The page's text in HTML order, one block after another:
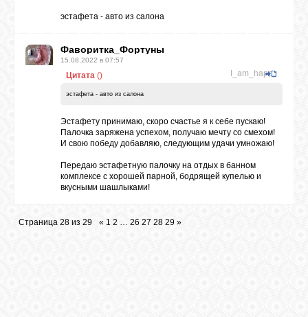
эстафета - авто из салона
Фаворитка_Фортуны
15.08.2022 в 07:57
Цитата I_am_happy
()
эстафета - авто из салона
Эстафету принимаю, скоро счастье я к себе пускаю!
Палочка заряжена успехом, получаю мечту со смехом!
И свою победу добавляю, следующим удачи умножаю!
Передаю эстафетную палочку на отдых в банном
комплексе с хорошей парной, бодрящей купелью и
вкусными шашлыками!
Страница 28 из 29 « 1 2 … 26 27 28 29 »